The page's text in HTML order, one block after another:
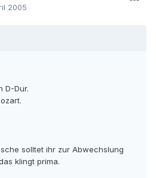
2005
D-Dur.
solltet ihr zur Abwechslung
klingt prima.